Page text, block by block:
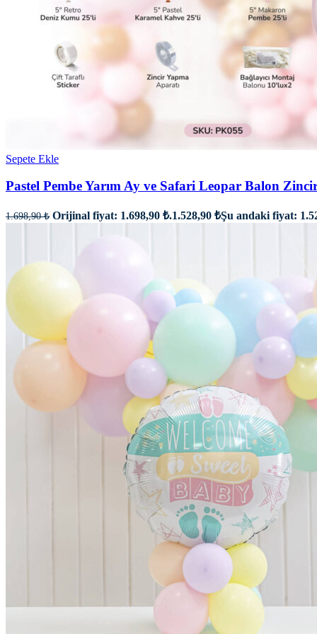
Sepete Ekle
Pastel Pembe Yarım Ay ve Safari Leopar Balon
1.698,90₺ Orijinal fiyat: 1.698,90 ₺.1.528,90 ₺Şu andaki fiyat: